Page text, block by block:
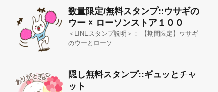
数量限定/無料スタンプ::ウサギの
ウー × ローソンストア１００
＜LINEスタンプ説明＞： 【期間限定】ウサギ
のウーとローソ
隠し無料スタンプ::ギュッとチャ
ット